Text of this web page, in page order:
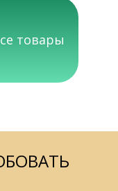
товары